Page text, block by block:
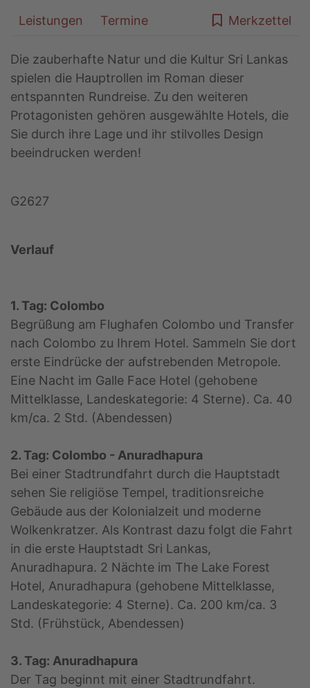
Leistungen Termine Merkzettel
Die zauberhafte Natur und die Kultur Sri Lankas
spielen die Hauptrollen im Roman dieser
entspannten Rundreise. Zu den weiteren
Protagonisten gehören ausgewählte Hotels, die
Sie durch ihre Lage und ihr stilvolles Design
beeindrucken werden!
G2627
Verlauf
1. Tag: Colombo
Begrüßung am Flughafen Colombo und Transfer
nach Colombo zu Ihrem Hotel. Sammeln Sie dort
erste Eindrücke der aufstrebenden Metropole.
Eine Nacht im Galle Face Hotel (gehobene
Mittelklasse, Landeskategorie: 4 Sterne). Ca. 40
km/ca. 2 Std. (Abendessen)
2. Tag: Colombo - Anuradhapura
Bei einer Stadtrundfahrt durch die Hauptstadt
sehen Sie religiöse Tempel, traditionsreiche
Gebäude aus der Kolonialzeit und moderne
Wolkenkratzer. Als Kontrast dazu folgt die Fahrt
in die erste Hauptstadt Sri Lankas,
Anuradhapura. 2 Nächte im The Lake Forest
Hotel, Anuradhapura (gehobene Mittelklasse,
Landeskategorie: 4 Sterne). Ca. 200 km/ca. 3
Std. (Frühstück, Abendessen)
3. Tag: Anuradhapura
Der Tag beginnt mit einer Stadtrundfahrt.